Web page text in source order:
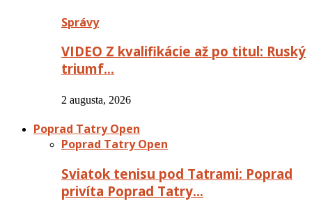
Správy
VIDEO Z kvalifikácie až po titul: Ruský
triumf…
2 augusta, 2026
Poprad Tatry Open
Poprad Tatry Open
Sviatok tenisu pod Tatrami: Poprad
privíta Poprad Tatry…